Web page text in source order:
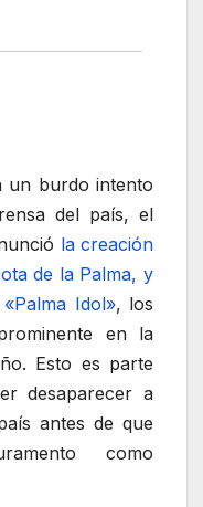
un burdo intento
del país, el
la creación
de la Palma, y
Idol», los
en la
Esto es parte
desaparecer a
antes de que
como